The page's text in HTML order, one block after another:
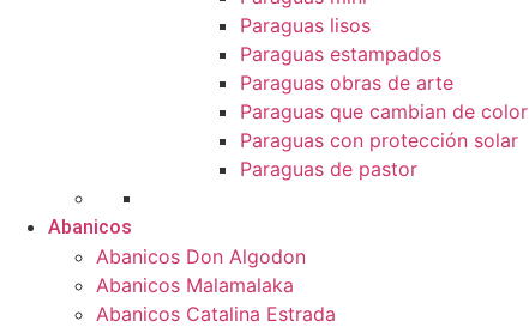
Paraguas lisos
Paraguas estampados
Paraguas obras de arte
Paraguas que cambian de color
Paraguas con protección solar
Paraguas de pastor
Abanicos
Abanicos Don Algodon
Abanicos Malamalaka
Abanicos Catalina Estrada